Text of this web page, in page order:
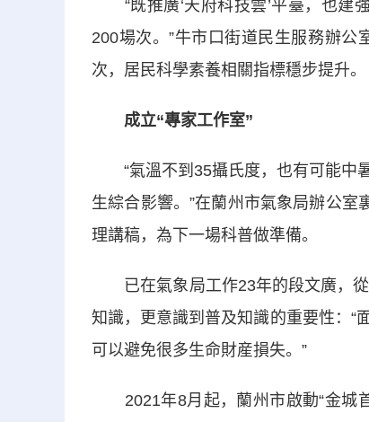
“既推廣‘天府科技雲’平臺，也建
200場次。”牛市口街道民生服務辦
次，居民科學素養相關指標穩步提升。
成立“專家工作室”
“氣溫不到35攝氏度，也有可能中
生綜合影響。”在蘭州市氣象局辦公室
理講稿，為下一場科普做準備。
已在氣象局工作23年的段文廣，從
知識，更意識到普及知識的重要性：“
可以避免很多生命財産損失。”
2021年8月起，蘭州市啟動“金城